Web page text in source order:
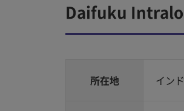
Daifuku
所在地 イン